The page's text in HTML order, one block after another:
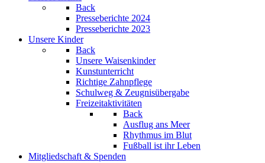
Back
Presseberichte 2024
Presseberichte 2023
Unsere Kinder
Back
Unsere Waisenkinder
Kunstunterricht
Richtige Zahnpflege
Schulweg & Zeugnisübergabe
Freizeitaktivitäten
Back
Ausflug ans Meer
Rhythmus im Blut
Fußball ist ihr Leben
Mitgliedschaft & Spenden